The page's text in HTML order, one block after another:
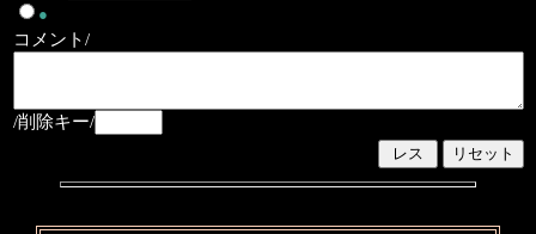
●
コメント/
/削除キー/